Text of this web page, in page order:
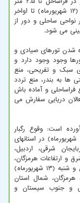
آگاهی داده و آورده است: از بعدازظهر جمعه (۱۲ شهریورماه) تا اواخر
در نواحی ساحلی و دور از
می شود.
شدن تورهای صیادی و
وجود وجود دارد و
سبک و تفریحی، منع
ها به بندر، منع تردد
فراساحلی و آماده باش
دریایی سفارش می
است: وقوع رگبار
باران، رعد و برق و وزش باد شدید جمعه (۱۲ شهریورماه) در استانهای
شرقی، اردبیل،
و ارتفاعات هرمزگان،
کهگیلویه و بویراحمد و شمال و شرق خوزستان و شنبه (۱۳ شهریورماه)
هرمزگان، شمال استان
و جنوب سیستان و